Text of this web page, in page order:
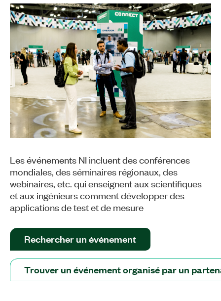
Les événements NI incluent des conférences
mondiales, des séminaires régionaux, des
webinaires, etc. qui enseignent aux scientifiques
et aux ingénieurs comment développer des
applications de test et de mesure
Rechercher un événement
Trouver un événement organisé par un